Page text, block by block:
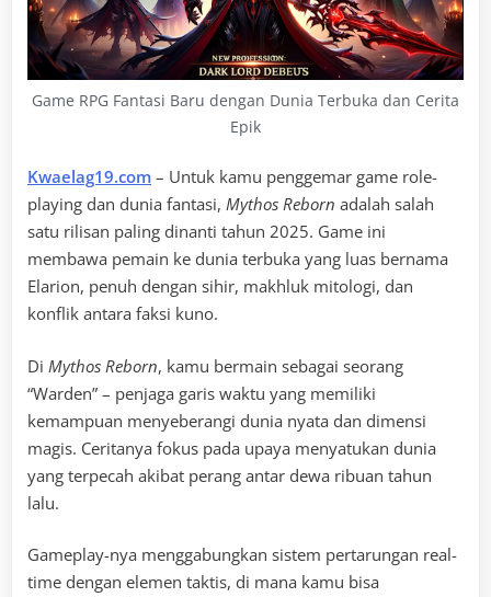
Game RPG Fantasi Baru dengan Dunia Terbuka dan Cerita
Epik
Kwaelag19.com – Untuk kamu penggemar game role-
playing dan dunia fantasi, Mythos Reborn adalah salah
satu rilisan paling dinanti tahun 2025. Game ini
membawa pemain ke dunia terbuka yang luas bernama
Elarion, penuh dengan sihir, makhluk mitologi, dan
konflik antara faksi kuno.
Di Mythos Reborn, kamu bermain sebagai seorang
“Warden” – penjaga garis waktu yang memiliki
kemampuan menyeberangi dunia nyata dan dimensi
magis. Ceritanya fokus pada upaya menyatukan dunia
yang terpecah akibat perang antar dewa ribuan tahun
lalu.
Gameplay-nya menggabungkan sistem pertarungan real-
time dengan elemen taktis, di mana kamu bisa